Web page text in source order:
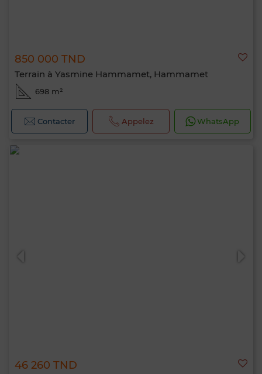
850 000 TND
Terrain à Yasmine Hammamet, Hammamet
698 m²
Contacter Appelez WhatsApp
46 260 TND